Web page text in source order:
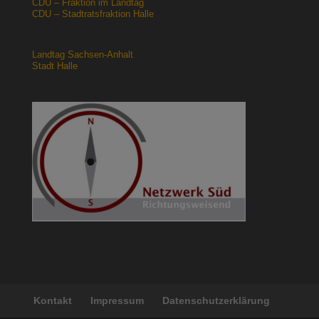
CDU – Fraktion im Landtag
CDU – Stadtratsfraktion Halle
Landtag Sachsen-Anhalt
Stadt Halle
Kontakt Impressum Datenschutzerklärung